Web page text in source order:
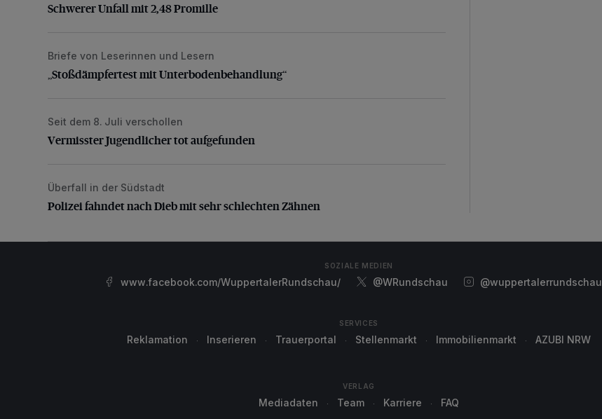
Schwerer Unfall mit 2,48 Promille
„Stoßdämpfertest mit Unterbodenbehandlung“
Briefe von Leserinnen und Lesern
„Stoßdämpfertest mit Unterbodenbehandlung“
Vermisster Jugendlicher tot aufgefunden
Seit dem 8. Juli verschollen
Vermisster Jugendlicher tot aufgefunden
Polizei fahndet nach Dieb mit sehr schlechten Zähnen
Überfall in der Südstadt
Polizei fahndet nach Dieb mit sehr schlechten Zähnen
SOZIALE MEDIEN
www.facebook.com/WuppertalerRundschau/ @WRundschau @wuppertalerrundschau
SERVICES
Reklamation Inserieren Trauerportal Stellenmarkt Immobilienmarkt AZUBI NRW
VERLAG
Mediadaten Team Karriere FAQ